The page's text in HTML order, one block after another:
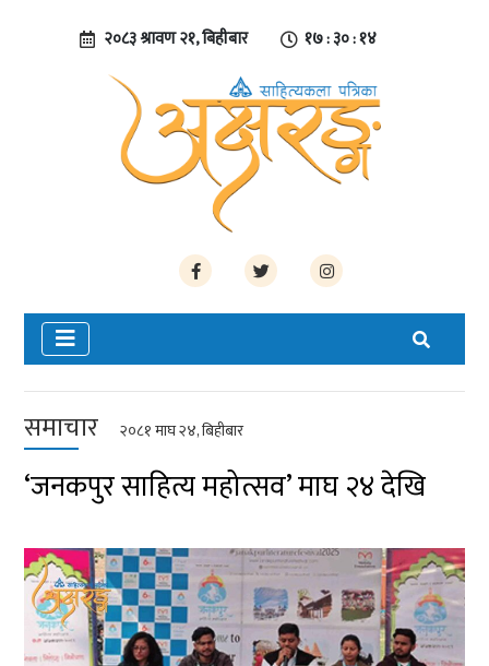
२०८३ श्रावण २१, बिहीबार १७ : ३० : १४
समाचार २०८१ माघ २४, बिहीबार
‘जनकपुर साहित्य महोत्सव’ माघ २४ देखि